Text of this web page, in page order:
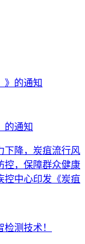
的通知
下降，炭疽流行风
控，保障群众健康
控中心印发《炭疽